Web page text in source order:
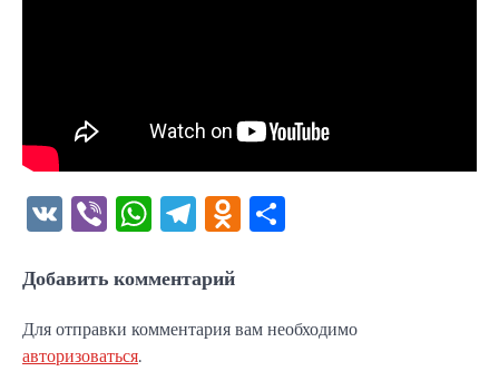
VK ViberWhatsApp
Telegram
Odnoklassniki
Добавить комментарий
Для отправки комментария вам необходимо
авторизоваться.